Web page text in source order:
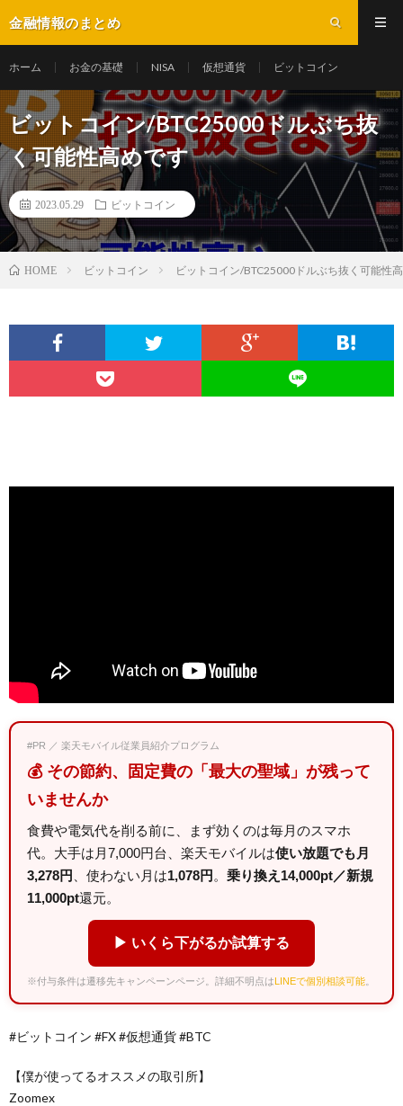
金融情報のまとめ
ホーム お金の基礎 NISA 仮想通貨 ビットコイン
ビットコイン/BTC25000ドルぶち抜
く可能性高めです
2023.05.29 ビットコイン
HOME ビットコイン ビットコイン/BTC25000ドルぶち抜く可能性
#PR ／ 楽天モバイル従業員紹介プログラム
💰 その節約、固定費の「最大の聖域」が残って
いませんか
食費や電気代を削る前に、まず効くのは毎月のスマホ
代。大手は月7,000円台、楽天モバイルは使い放題でも月
3,278円
、使わない月は1,078円 。 乗り換え14,000pt／新規
11,000pt還元。
▶ いくら下がるか試算する
※付与条件は遷移先キャンペーンページ。詳細不明点はLINEで個別相談可能
#ビットコイン #FX #仮想通貨 #BTC
【僕が使ってるオススメの取引所】
Zoomex